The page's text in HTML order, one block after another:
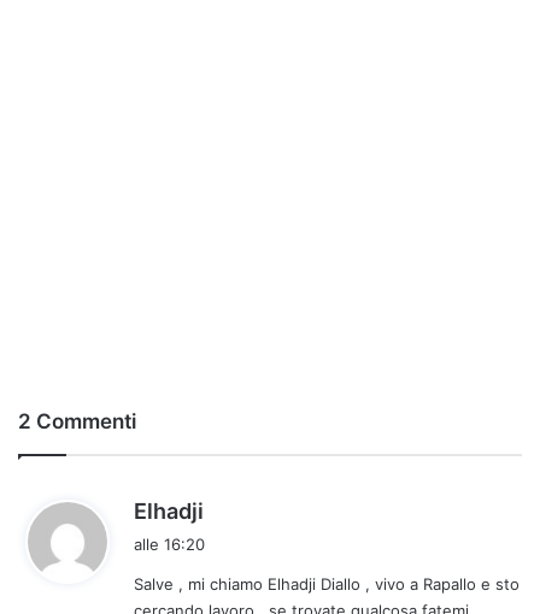
2 Commenti
Elhadji
e
alle 16:20
Salve , mi chiamo Elhadji Diallo , vivo a Rapallo e sto